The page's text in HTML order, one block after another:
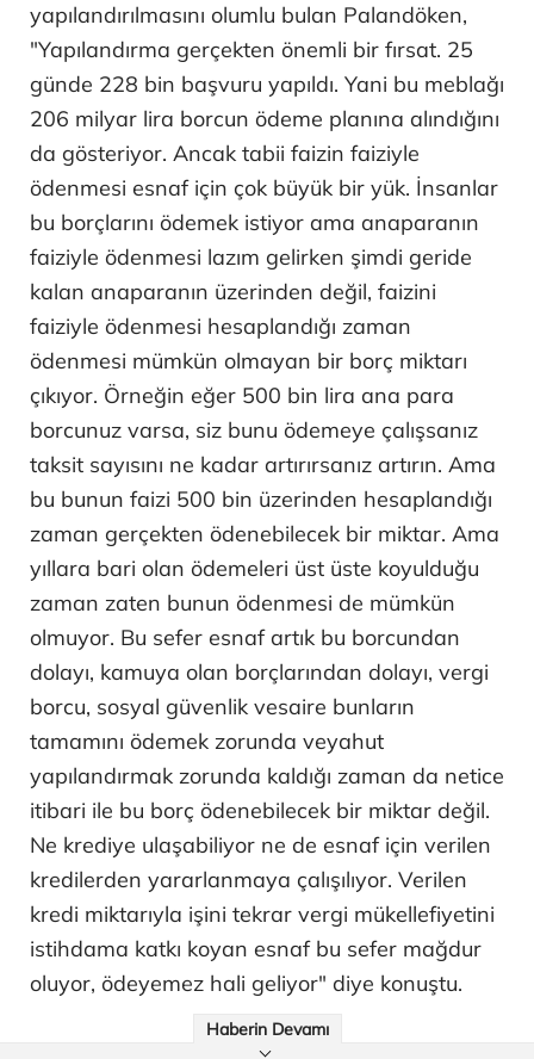
yapılandırılmasını olumlu bulan Palandöken,
"Yapılandırma gerçekten önemli bir fırsat. 25
günde 228 bin başvuru yapıldı. Yani bu meblağı
206 milyar lira borcun ödeme planına alındığını
da gösteriyor. Ancak tabii faizin faiziyle
ödenmesi esnaf için çok büyük bir yük. İnsanlar
bu borçlarını ödemek istiyor ama anaparanın
faiziyle ödenmesi lazım gelirken şimdi geride
kalan anaparanın üzerinden değil, faizini
faiziyle ödenmesi hesaplandığı zaman
ödenmesi mümkün olmayan bir borç miktarı
çıkıyor. Örneğin eğer 500 bin lira ana para
borcunuz varsa, siz bunu ödemeye çalışsanız
taksit sayısını ne kadar artırırsanız artırın. Ama
bu bunun faizi 500 bin üzerinden hesaplandığı
zaman gerçekten ödenebilecek bir miktar. Ama
yıllara bari olan ödemeleri üst üste koyulduğu
zaman zaten bunun ödenmesi de mümkün
olmuyor. Bu sefer esnaf artık bu borcundan
dolayı, kamuya olan borçlarından dolayı, vergi
borcu, sosyal güvenlik vesaire bunların
tamamını ödemek zorunda veyahut
yapılandırmak zorunda kaldığı zaman da netice
itibari ile bu borç ödenebilecek bir miktar değil.
Ne krediye ulaşabiliyor ne de esnaf için verilen
kredilerden yararlanmaya çalışılıyor. Verilen
kredi miktarıyla işini tekrar vergi mükellefiyetini
istihdama katkı koyan esnaf bu sefer mağdur
oluyor, ödeyemez hali geliyor" diye konuştu.
Haberin Devamı